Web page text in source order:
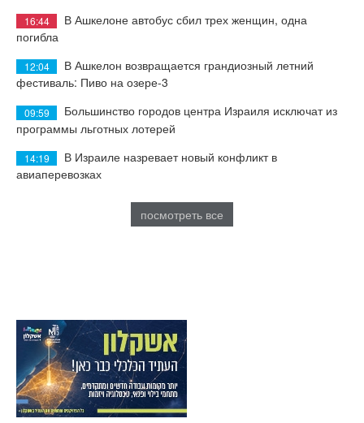
16:44
В Ашкелоне автобус сбил трех женщин, одна
погибла
12:04
В Ашкелон возвращается грандиозный летний
фестиваль: Пиво на озере-3
09:59
Большинство городов центра Израиля исключат из
программы льготных лотерей
14:19
В Израиле назревает новый конфликт в
авиаперевозках
посмотреть все